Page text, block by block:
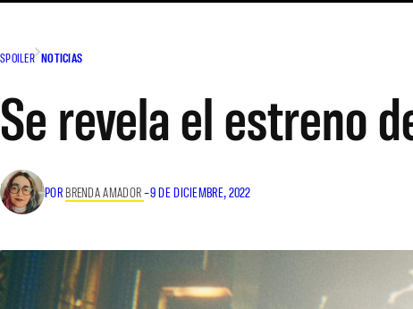
SPOILER NOTICIAS
Se revela el estreno
POR BRENDA AMADOR–9 DE DICIEMBRE, 2022